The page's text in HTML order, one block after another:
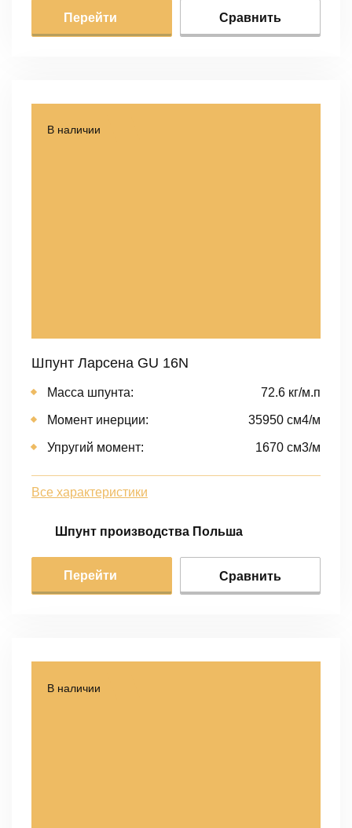
Перейти Сравнить
В наличии
Шпунт Ларсена GU 16N
Масса шпунта: 72.6 кг/м.п
Момент инерции: 35950 cм4/м
Упругий момент: 1670 cм3/м
Все характеристики
Шпунт производства Польша
Перейти Сравнить
В наличии